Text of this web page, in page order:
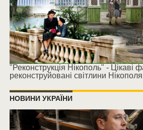
"Реконструкція Нікополь" - Цікаві
реконструйовані світлини Нікополя
НОВИНИ УКРАЇНИ